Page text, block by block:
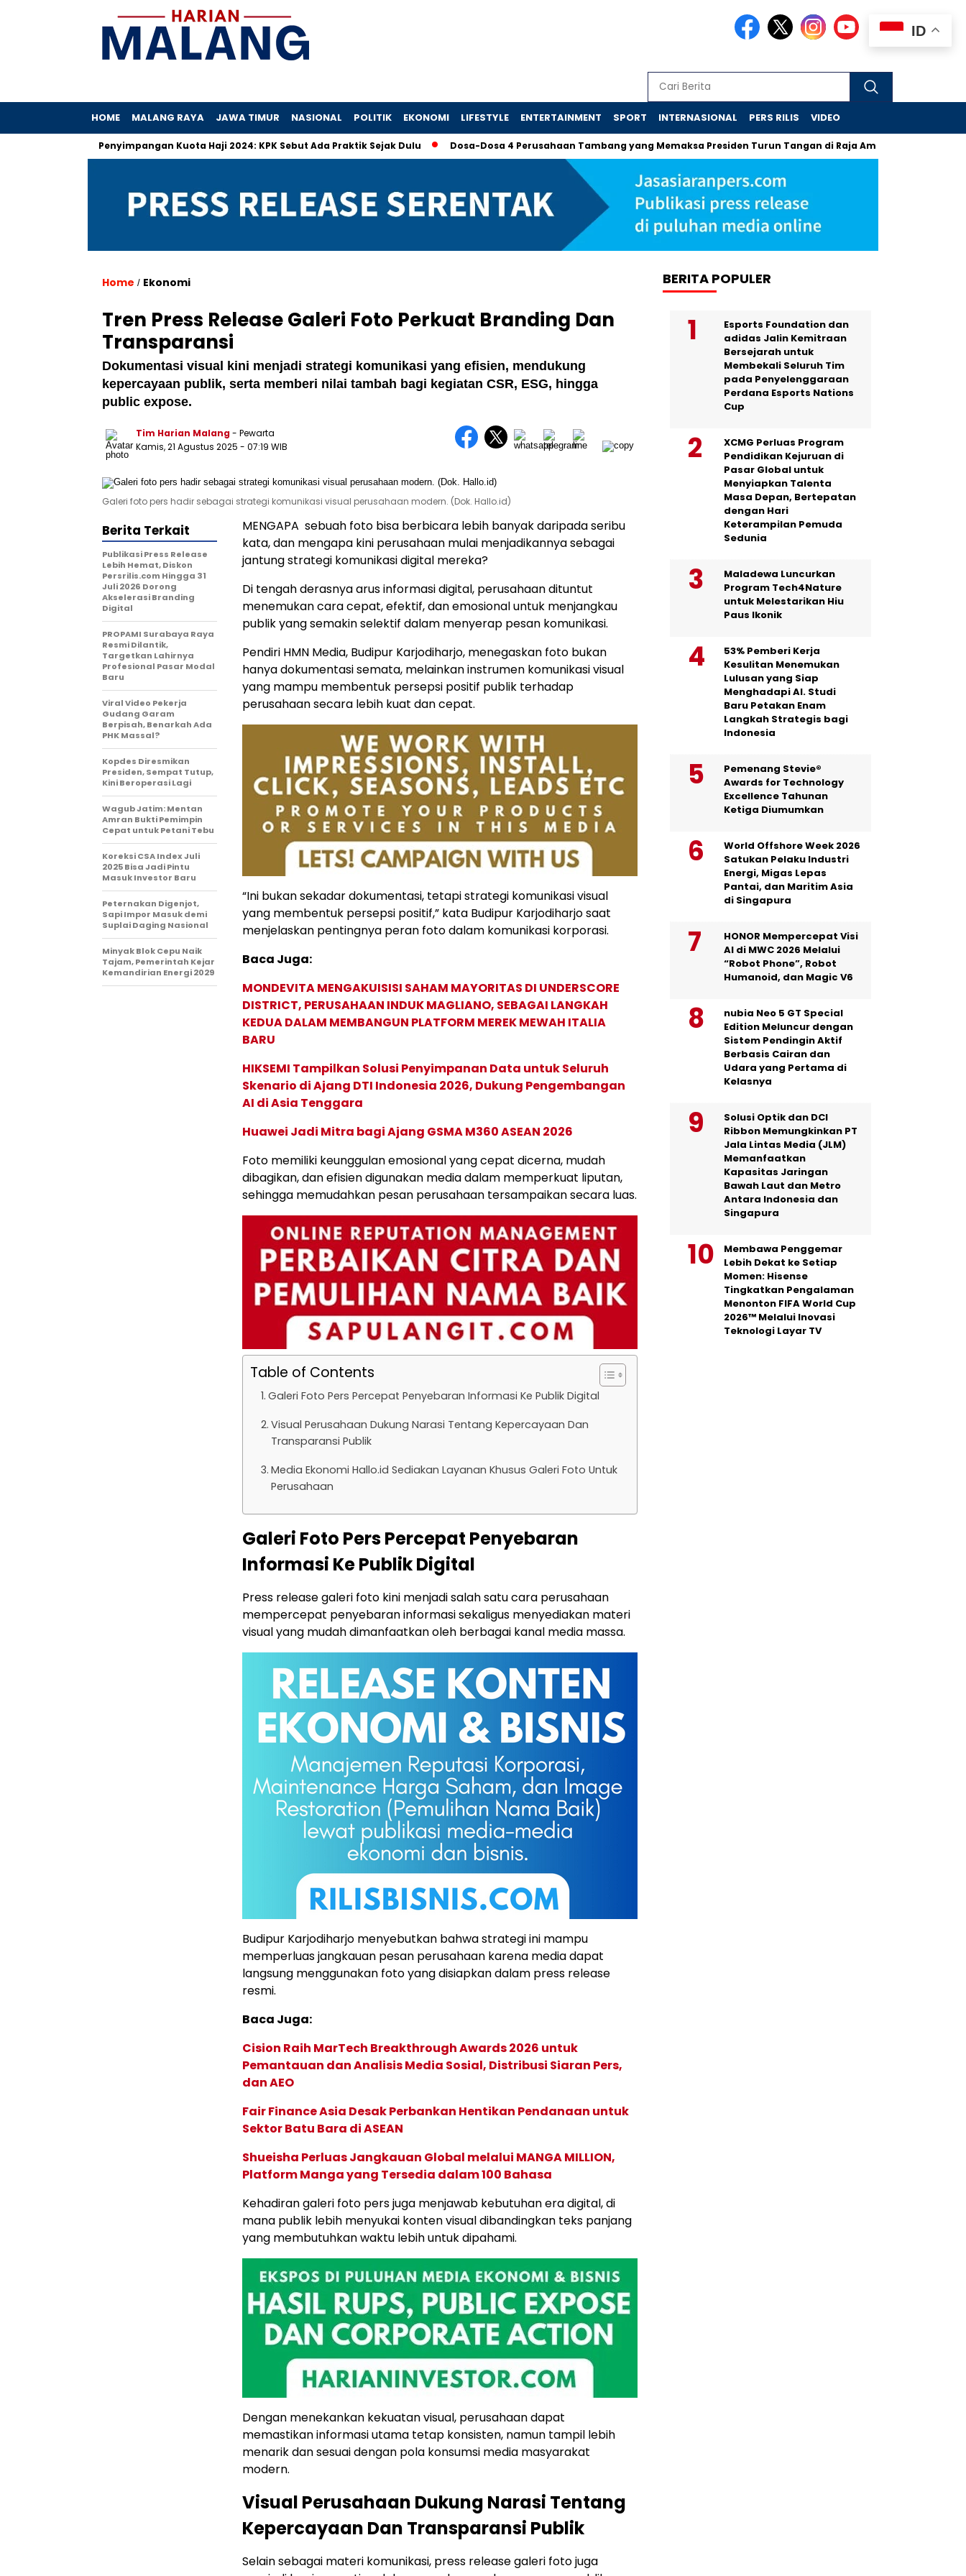
HOME MALANG RAYA JAWA TIMUR NASIONAL POLITIK EKONOMI LIFESTYLE ENTERTAINMENT SPORT INTERNASIONAL PERS RILIS VIDEO
Penyimpangan Kuota Haji 2024: KPK Sebut Ada Praktik Sejak Dulu Dosa-Dosa 4 Perusahaan Tambang yang Memaksa Presiden Turun Tangan di Raja Ampat
Home / Ekonomi
Tren Press Release Galeri Foto Perkuat Branding Dan
Transparansi
Dokumentasi visual kini menjadi strategi komunikasi yang efisien, mendukung
kepercayaan publik, serta memberi nilai tambah bagi kegiatan CSR, ESG, hingga
public expose.
Tim Harian Malang- Pewarta
Kamis, 21 Agustus 2025 - 07:19 WIB
Galeri foto pers hadir sebagai strategi komunikasi visual perusahaan modern. (Dok. Hallo.id)
MENGAPA sebuah foto bisa berbicara lebih banyak daripada seribu
kata, dan mengapa kini perusahaan mulai menjadikannya sebagai
jantung strategi komunikasi digital mereka?
Di tengah derasnya arus informasi digital, perusahaan dituntut
menemukan cara cepat, efektif, dan emosional untuk menjangkau
publik yang semakin selektif dalam menyerap pesan komunikasi.
Pendiri HMN Media, Budipur Karjodiharjo, menegaskan foto bukan
hanya dokumentasi semata, melainkan instrumen komunikasi visual
yang mampu membentuk persepsi positif publik terhadap
perusahaan secara lebih kuat dan cepat.
“Ini bukan sekadar dokumentasi, tetapi strategi komunikasi visual
yang membentuk persepsi positif,” kata Budipur Karjodiharjo saat
menjelaskan pentingnya peran foto dalam komunikasi korporasi.
Baca Juga:
MONDEVITA MENGAKUISISI SAHAM MAYORITAS DI UNDERSCORE
DISTRICT, PERUSAHAAN INDUK MAGLIANO, SEBAGAI LANGKAH
KEDUA DALAM MEMBANGUN PLATFORM MEREK MEWAH ITALIA
BARU
HIKSEMI Tampilkan Solusi Penyimpanan Data untuk Seluruh
Skenario di Ajang DTI Indonesia 2026, Dukung Pengembangan
AI di Asia Tenggara
Huawei Jadi Mitra bagi Ajang GSMA M360 ASEAN 2026
Foto memiliki keunggulan emosional yang cepat dicerna, mudah
dibagikan, dan efisien digunakan media dalam memperkuat liputan,
sehingga memudahkan pesan perusahaan tersampaikan secara luas.
Table of Contents
Galeri Foto Pers Percepat Penyebaran Informasi Ke Publik Digital
Visual Perusahaan Dukung Narasi Tentang Kepercayaan Dan
Transparansi Publik
Media Ekonomi Hallo.id Sediakan Layanan Khusus Galeri Foto Untuk
Perusahaan
Galeri Foto Pers Percepat Penyebaran
Informasi Ke Publik Digital
Press release galeri foto kini menjadi salah satu cara perusahaan
mempercepat penyebaran informasi sekaligus menyediakan materi
visual yang mudah dimanfaatkan oleh berbagai kanal media massa.
Budipur Karjodiharjo menyebutkan bahwa strategi ini mampu
memperluas jangkauan pesan perusahaan karena media dapat
langsung menggunakan foto yang disiapkan dalam press release
resmi.
Baca Juga:
Cision Raih MarTech Breakthrough Awards 2026 untuk
Pemantauan dan Analisis Media Sosial, Distribusi Siaran Pers,
dan AEO
Fair Finance Asia Desak Perbankan Hentikan Pendanaan untuk
Sektor Batu Bara di ASEAN
Shueisha Perluas Jangkauan Global melalui MANGA MILLION,
Platform Manga yang Tersedia dalam 100 Bahasa
Kehadiran galeri foto pers juga menjawab kebutuhan era digital, di
mana publik lebih menyukai konten visual dibandingkan teks panjang
yang membutuhkan waktu lebih untuk dipahami.
Dengan menekankan kekuatan visual, perusahaan dapat
memastikan informasi utama tetap konsisten, namun tampil lebih
menarik dan sesuai dengan pola konsumsi media masyarakat
modern.
Visual Perusahaan Dukung Narasi Tentang
Kepercayaan Dan Transparansi Publik
Selain sebagai materi komunikasi, press release galeri foto juga
Berita Terkait
Publikasi Press Release
Lebih Hemat, Diskon
Persrilis.com Hingga 31
Juli 2026 Dorong
Akselerasi Branding
Digital
PROPAMI Surabaya Raya
Resmi Dilantik,
Targetkan Lahirnya
Profesional Pasar Modal
Baru
Viral Video Pekerja
Gudang Garam
Berpisah, Benarkah Ada
PHK Massal?
Kopdes Diresmikan
Presiden, Sempat Tutup,
Kini Beroperasi Lagi
Wagub Jatim: Mentan
Amran Bukti Pemimpin
Cepat untuk Petani Tebu
Koreksi CSA Index Juli
2025 Bisa Jadi Pintu
Masuk Investor Baru
Peternakan Digenjot,
Sapi Impor Masuk demi
Suplai Daging Nasional
Minyak Blok Cepu Naik
Tajam, Pemerintah Kejar
Kemandirian Energi 2029
BERITA POPULER
Esports Foundation dan
adidas Jalin Kemitraan
Bersejarah untuk
Membekali Seluruh Tim
pada Penyelenggaraan
Perdana Esports Nations
Cup
XCMG Perluas Program
Pendidikan Kejuruan di
Pasar Global untuk
Menyiapkan Talenta
Masa Depan, Bertepatan
dengan Hari
Keterampilan Pemuda
Sedunia
Maladewa Luncurkan
Program Tech4Nature
untuk Melestarikan Hiu
Paus Ikonik
53% Pemberi Kerja
Kesulitan Menemukan
Lulusan yang Siap
Menghadapi AI. Studi
Baru Petakan Enam
Langkah Strategis bagi
Indonesia
Pemenang Stevie®
Awards for Technology
Excellence Tahunan
Ketiga Diumumkan
World Offshore Week 2026
Satukan Pelaku Industri
Energi, Migas Lepas
Pantai, dan Maritim Asia
di Singapura
HONOR Mempercepat Visi
AI di MWC 2026 Melalui
“Robot Phone”, Robot
Humanoid, dan Magic V6
nubia Neo 5 GT Special
Edition Meluncur dengan
Sistem Pendingin Aktif
Berbasis Cairan dan
Udara yang Pertama di
Kelasnya
Solusi Optik dan DCI
Ribbon Memungkinkan PT
Jala Lintas Media (JLM)
Memanfaatkan
Kapasitas Jaringan
Bawah Laut dan Metro
Antara Indonesia dan
Singapura
Membawa Penggemar
Lebih Dekat ke Setiap
Momen: Hisense
Tingkatkan Pengalaman
Menonton FIFA World Cup
2026™ Melalui Inovasi
Teknologi Layar TV
ID